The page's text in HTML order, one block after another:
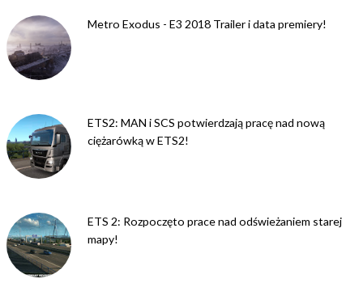
Metro Exodus - E3 2018 Trailer i data premiery!
ETS2: MAN i SCS potwierdzają pracę nad nową
ciężarówką w ETS2!
ETS 2: Rozpoczęto prace nad odświeżaniem starej
mapy!